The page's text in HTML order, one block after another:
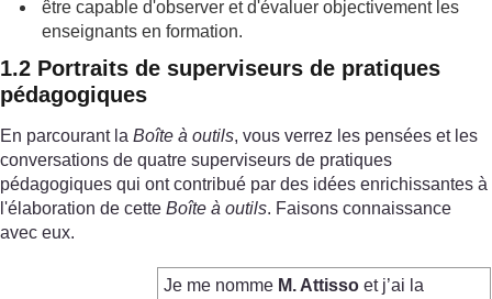
être capable d'observer et d'évaluer objectivement les
enseignants en formation.
1.2 Portraits de superviseurs de pratiques
pédagogiques
En parcourant la Boîte à outils, vous verrez les pensées et les
conversations de quatre superviseurs de pratiques
pédagogiques qui ont contribué par des idées enrichissantes à
l'élaboration de cette Boîte à outils. Faisons connaissance
avec eux.
Je me nomme M. Attisso et j’ai la